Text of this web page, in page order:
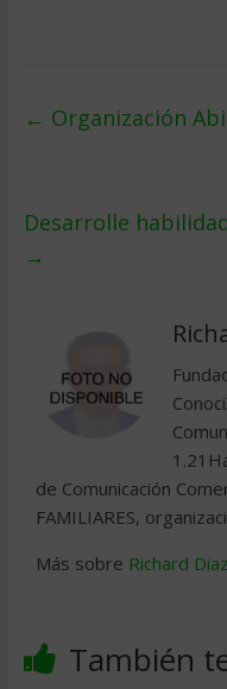
← Organización
Desarrolle
→
de Comunicación
FAMILIARES,
Más sobre Richard
También